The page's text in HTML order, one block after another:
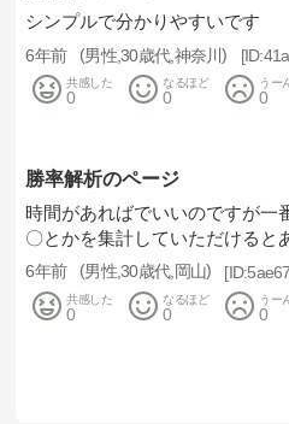
シンプルで分かりやすいです
6年前 男性 30歳代 神奈川
共感した
0
なるほど
0
うー
0
勝率解析のページ
時間があればでいいのですが
〇とかを集計していただけると
6年前 男性 30歳代 岡山
共感した
0
なるほど
0
うーん
0